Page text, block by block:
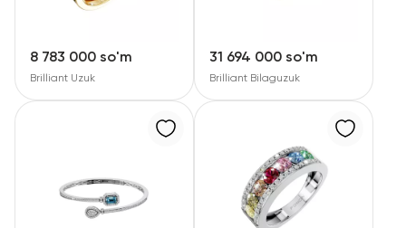
8 783 000 so'm
Brilliant Uzuk
31 694 000 so'm
Brilliant Bilaguzuk